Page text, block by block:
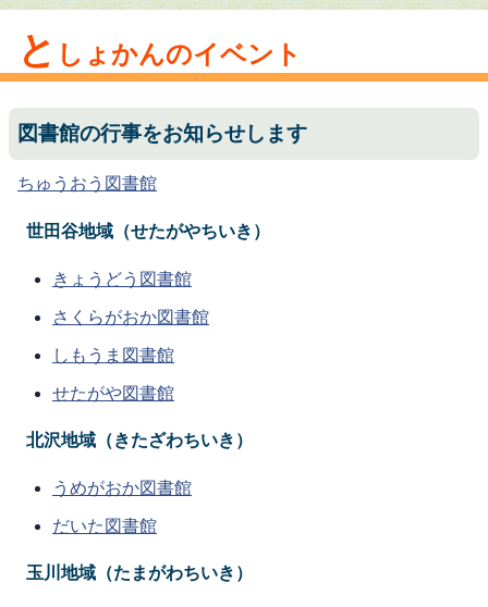
と しょかんのイベント
図書館の行事をお知らせします
ちゅうおう図書館
世田谷地域（せたがやちいき）
きょうどう図書館
さくらがおか図書館
しもうま図書館
せたがや図書館
北沢地域（きたざわちいき）
うめがおか図書館
だいた図書館
玉川地域（たまがわちいき）